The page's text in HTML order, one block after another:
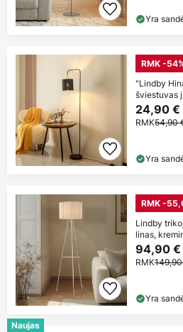
Yra
RMK -
"Lindby
šviestuvas
24,90 €
RMK54,90
Yra
RMK -
Lindby
linas,
94,90 €
RMK
Yra
Naujas